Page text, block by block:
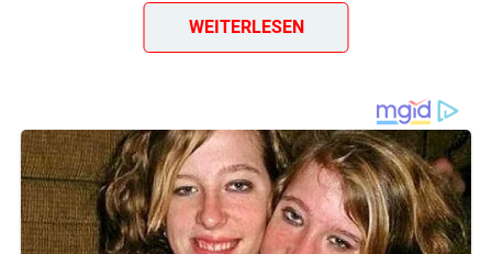
würzige Kartoffelklöße
Meerrettichklößesind eine herzhafte Beilage, die durch
den feinen Geschmack vongeriebenem Meerretticheine
besondere Note erhält. Die Basis bildet ein klassischer
WEITERLESEN